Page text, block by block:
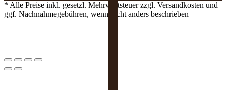
* Alle Preise inkl. gesetzl. Mehrwertsteuer zzgl. Versandkosten und
ggf. Nachnahmegebühren, wenn nicht anders beschrieben